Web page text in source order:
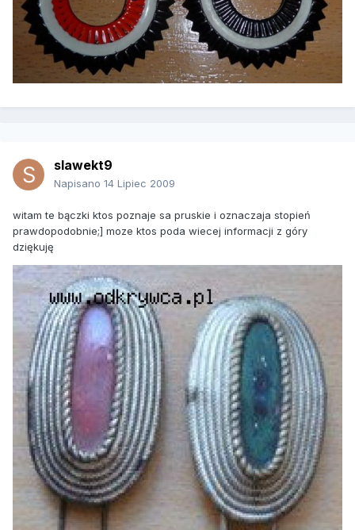
slawekt9
Napisano 14 Lipiec 2009
witam te bączki ktos poznaje sa pruskie i oznaczaja stopień
prawdopodobnie;] moze ktos poda wiecej informacji z góry
dziękuję